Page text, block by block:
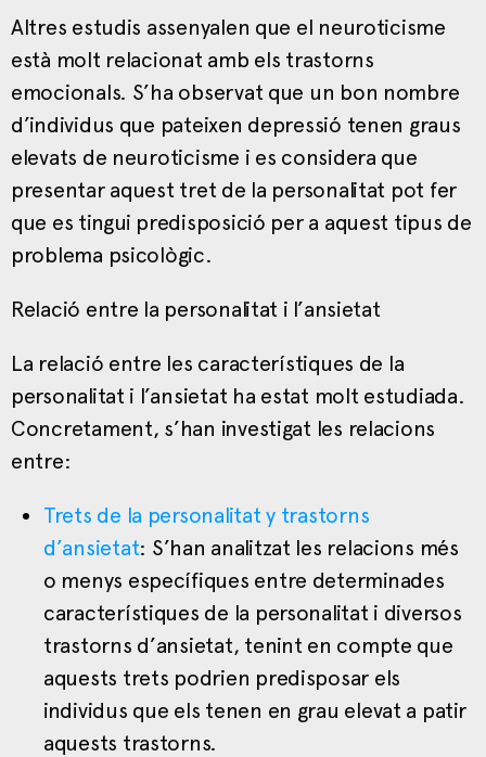
Altres estudis assenyalen que el neuroticisme
està molt relacionat amb els trastorns
emocionals. S’ha observat que un bon nombre
d’individus que pateixen depressió tenen graus
elevats de neuroticisme i es considera que
presentar aquest tret de la personalitat pot fer
que es tingui predisposició per a aquest tipus de
problema psicològic.
Relació entre la personalitat i l’ansietat
La relació entre les característiques de la
personalitat i l’ansietat ha estat molt estudiada.
Concretament, s’han investigat les relacions
entre:
Trets de la personalitat y trastorns
d’ansietat: S’han analitzat les relacions més
o menys específiques entre determinades
característiques de la personalitat i diversos
trastorns d’ansietat, tenint en compte que
aquests trets podrien predisposar els
individus que els tenen en grau elevat a patir
aquests trastorns.